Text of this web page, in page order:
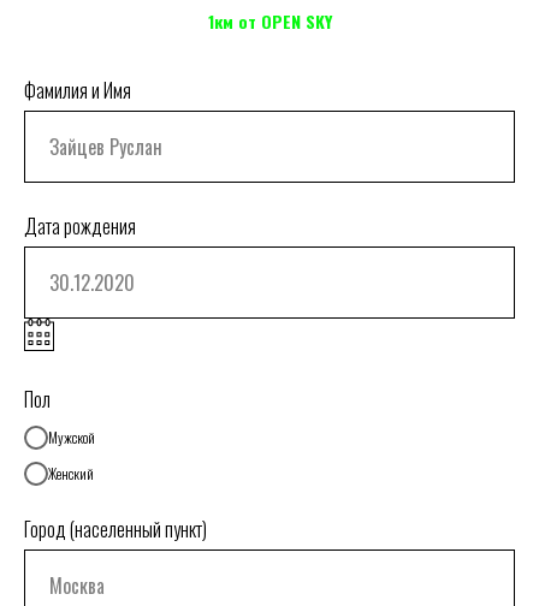
1км от OPEN SKY
Фамилия и Имя
Дата рождения
Пол
Мужской
Женский
Город (населенный пункт)